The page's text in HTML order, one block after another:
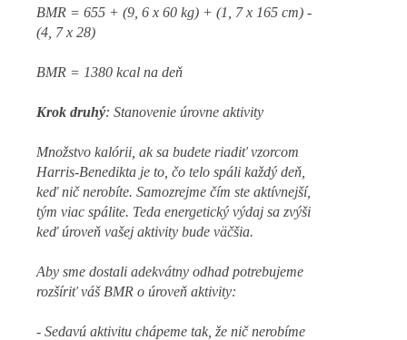
BMR = 655 + (9, 6 x 60 kg) + (1, 7 x 165 cm) -
(4, 7 x 28)
BMR = 1380 kcal na deň
Krok druhý: Stanovenie úrovne aktivity
Množstvo kalórii, ak sa budete riadiť vzorcom
Harris-Benedikta je to, čo telo spáli každý deň,
keď nič nerobíte. Samozrejme čím ste aktívnejší,
tým viac spálite. Teda energetický výdaj sa zvýši
keď úroveň vašej aktivity bude väčšia.
Aby sme dostali adekvátny odhad potrebujeme
rozšíriť váš BMR o úroveň aktivity:
- Sedavú aktivitu chápeme tak, že nič nerobíme